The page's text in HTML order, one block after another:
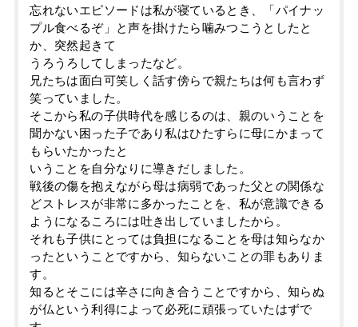
忘れないエピソードは私が寝ているとき、「パイナッ
プル食べるぞ」と声を掛けたら噛みつこうとしたと
か、突然起きて
うろうろしてしまったなど。
兄たちは面白可笑しく話す傍らで親たちは何も言わず
笑っていました。
そこから私の子供時代を感じるのは、親のいうことを
聞かない困った子であり私はひたすらに母にかまって
もらいたかったと
いうことを自分なりに導きだしました。
戦後の傷を抱えながら母は病弱であった父との関係な
どストレスが非常に多かったことを、私が意識できる
ようになるころには吐き出していましたから。
それも子供にとっては負担になることを母は知らなか
ったということですから、知らないことの罪もありま
す。
知るとそこには辛さに向き合うことですから、知らぬ
が仏という利得によって必死に頑張っていたはずで